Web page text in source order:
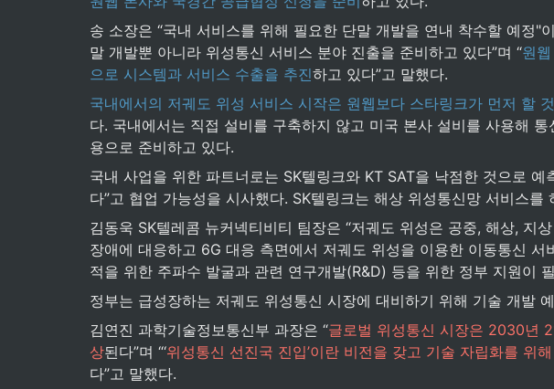
송 소장은 “국내 서비스를 위해 필요한 단말 개발을 연내 착수할 예정
말 개발뿐 아니라 위성통신 서비스 분야 진출을 준비하고 있다”며 “원
으로 시스템과 서비스 수출을 추진하고 있다”고 말했다.
국내에서의 저궤도 위성 서비스 시작은 원웹보다 스타링크가 먼저 할
다. 국내에서는 직접 설비를 구축하지 않고 미국 본사 설비를 사용해
용으로 준비하고 있다.
국내 사업을 위한 파트너로는 SK텔링크와 KT SAT을 낙점한 것으로
다”고 협업 가능성을 시사했다. SK텔링크는 해상 위성통신망 서비스
김동욱 SK텔레콤 뉴커넥티비티 팀장은 “저궤도 위성은 공중, 해상,
장애에 대응하고 6G 대응 측면에서 저궤도 위성을 이용한 이동통신
적을 위한 주파수 발굴과 관련 연구개발(R&D) 등을 위한 정부 지원이
정부는 급성장하는 저궤도 위성통신 시장에 대비하기 위해 기술 개발
김연진 과학기술정보통신부 과장은 “글로벌 위성통신 시장은 2030년
상된다”며 “‘위성통신 선진국 진입’이란 비전을 갖고 기술 자립화를
다”고 말했다.